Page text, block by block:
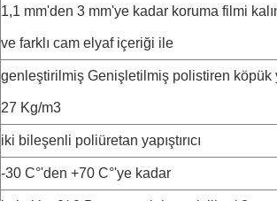
1,1 mm'den 3 mm'ye kadar koruma filmi
ve farklı cam elyaf içeriği ile
genleştirilmiş Genişletilmiş polistiren köpük
27 Kg/m3
iki bileşenli poliüretan yapıştırıcı
-30 C°'den +70 C°'ye kadar